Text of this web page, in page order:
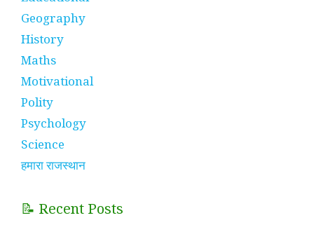
Geography
History
Maths
Motivational
Polity
Psychology
Science
हमारा राजस्थान
📝 Recent Posts